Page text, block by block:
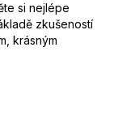
si nejlépe
zkušeností
krásným